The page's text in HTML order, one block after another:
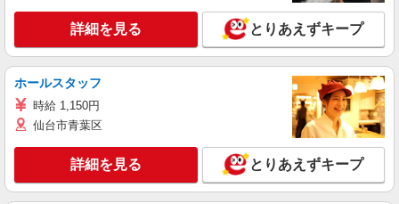
詳細を見る とりあえずキープ
ホールスタッフ
時給 1,150円
仙台市青葉区
詳細を見る とりあえずキープ